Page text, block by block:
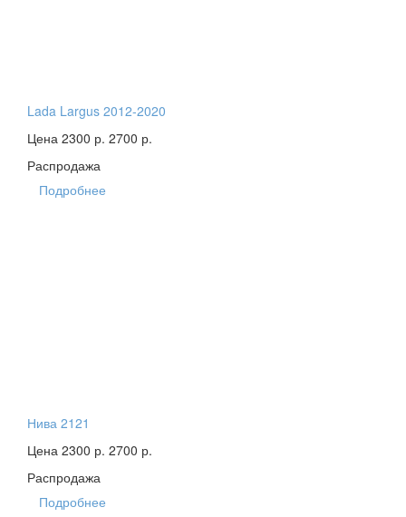
Lada Largus 2012-2020
Цена 2300 р. 2700 р.
Распродажа
Подробнее
Нива 2121
Цена 2300 р. 2700 р.
Распродажа
Подробнее